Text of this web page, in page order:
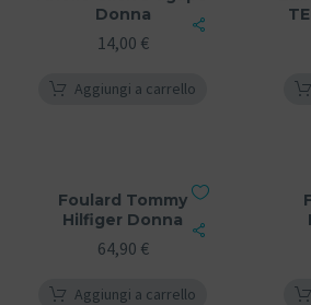
Donna
14,00 €
Aggiungi a carrello
Foulard Tommy
Hilfiger Donna
64,90 €
Aggiungi a carrello